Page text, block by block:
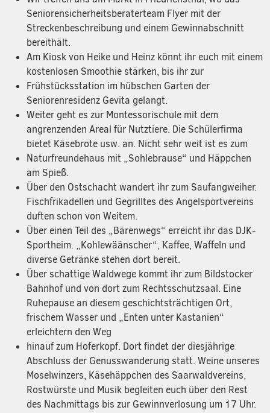
Seniorensicherheitsberaterteam Flyer mit der
Streckenbeschreibung und einem Gewinnabschnitt
bereithält.
Am Kiosk von Heike und Heinz könnt ihr euch mit einem
kostenlosen Smoothie stärken, bis ihr zur
Frühstücksstation im hübschen Garten der
Seniorenresidenz Gevita gelangt.
Weiter geht es zur Montessorischule mit dem
angrenzenden Areal für Nutztiere. Die Schülerfirma
bietet Käsebrote usw. an. Nicht sehr weit ist es zum
Naturfreundehaus mit „Sohlebrause“ und Häppchen
am Spieß.
Über den Ostschacht wandert ihr zum Saufangweiher.
Fischfrikadellen und Gegrilltes des Angelsportvereins
duften schon von Weitem.
Über einen Teil des „Bärenwegs“ erreicht ihr das DJK-
Sportheim. „Kohlewäänscher“, Kaffee, Waffeln und
diverse Getränke stehen dort bereit.
Über schattige Waldwege kommt ihr zum Bildstocker
Bahnhof und von dort zum Rechtsschutzsaal. Eine
Ruhepause an diesem geschichtsträchtigen Ort,
frischem Wasser und „Enten unter Kastanien“
erleichtern den Weg
hinauf zum Hoferkopf. Dort findet der diesjährige
Abschluss der Genusswanderung statt. Weine unseres
Moselwinzers, Käsehäppchen des Saarwaldvereins,
Rostwürste und Musik begleiten euch über den Rest
des Nachmittags bis zur Gewinnverlosung um 17 Uhr.